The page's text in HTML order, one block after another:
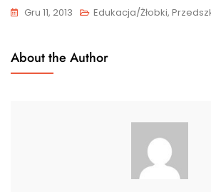
Gru 11, 2013 Edukacja/Żłobki,
About the Author